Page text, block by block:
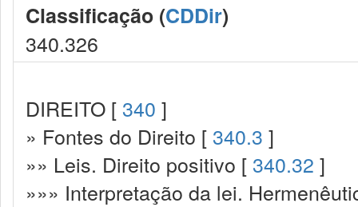
Classificação (CDDir)
340.326
DIREITO [ 340 ]
» Fontes do Direito [ 340.3 ]
»» Leis. Direito positivo [ 340.32 ]
»»» Interpretação da lei.